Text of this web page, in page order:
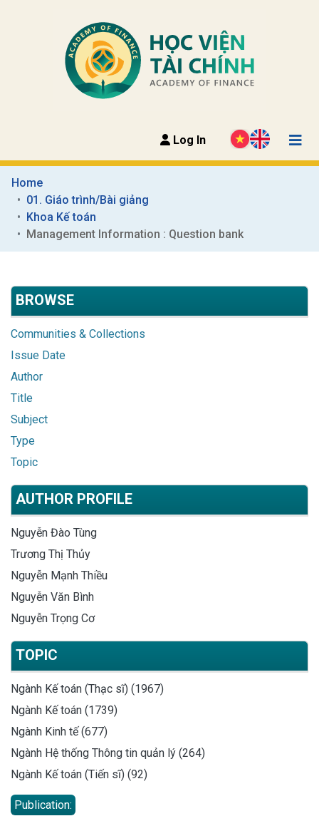
Log In
Home
01. Giáo trình/Bài giảng
Khoa Kế toán
Management Information : Question bank
BROWSE
Communities & Collections
Issue Date
Author
Title
Subject
Type
Topic
AUTHOR PROFILE
Nguyễn Đào Tùng
Trương Thị Thủy
Nguyễn Mạnh Thiều
Nguyễn Văn Bình
Nguyễn Trọng Cơ
TOPIC
Ngành Kế toán (Thạc sĩ) (1967)
Ngành Kế toán (1739)
Ngành Kinh tế (677)
Ngành Hệ thống Thông tin quản lý (264)
Ngành Kế toán (Tiến sĩ) (92)
Publication: